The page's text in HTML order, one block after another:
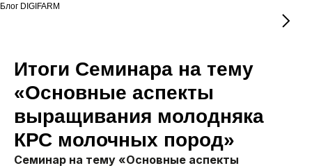
Блог DIGIFARM
Итоги Семинара на тему
«Основные аспекты
выращивания молодняка
КРС молочных пород»
Семинар на тему «Основные аспекты